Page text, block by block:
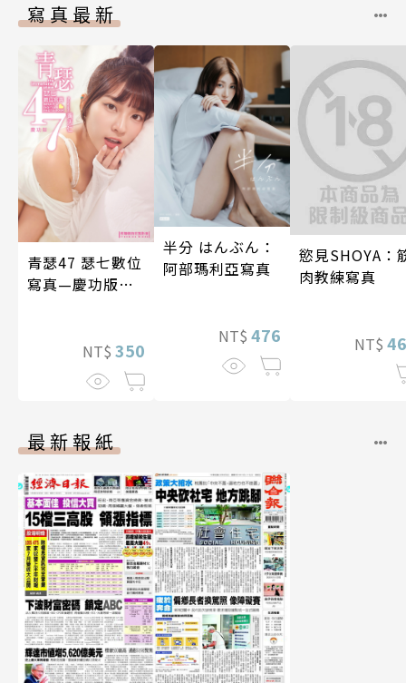
寫真最新
青瑟47 瑟七數位
寫真—慶功版
NT$ 350
半分 はんぶん：
阿部瑪利亞寫真
NT$ 476
慾見SHOYA：
肉教練寫真
NT$
最新報紙